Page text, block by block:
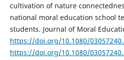
cultivation of nature
national moral education school
students. Journal of Moral
https://doi.org/10.1080/
https://doi.org/10.1080/